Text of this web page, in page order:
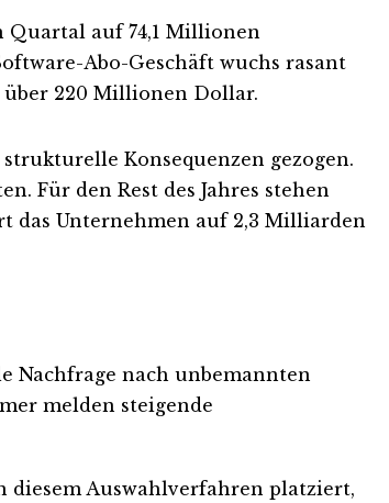
Quartal auf 74,1 Millionen
Abo-Geschäft wuchs rasant
220 Millionen Dollar.
Konsequenzen gezogen.
Für den Rest des Jahres stehen
das Unternehmen auf 2,3 Milliarden
Nachfrage nach unbemannten
melden steigende
diesem Auswahlverfahren platziert,